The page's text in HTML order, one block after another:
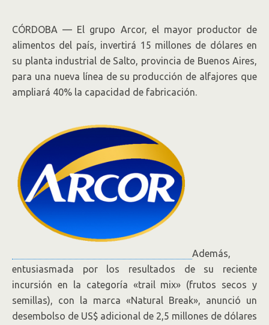
CÓRDOBA — El grupo Arcor, el mayor productor de
alimentos del país, invertirá 15 millones de dólares en
su planta industrial de Salto, provincia de Buenos Aires,
para una nueva línea de su producción de alfajores que
ampliará 40% la capacidad de fabricación.
Además,
entusiasmada por los resultados de su reciente
incursión en la categoría «trail mix» (frutos secos y
semillas), con la marca «Natural Break», anunció un
desembolso de US$ adicional de 2,5 millones de dólares